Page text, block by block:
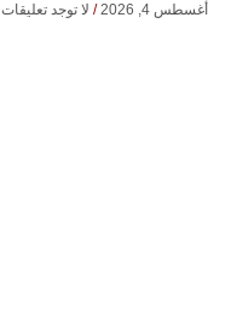
أغسطس 4, 2026 لا توجد تعليقات